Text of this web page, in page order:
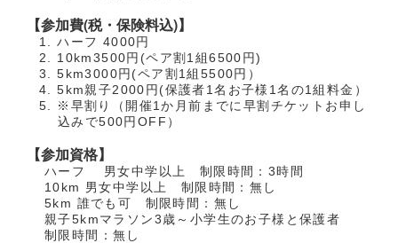
【参加費(税・保険料込)】
ハーフ 4000円
10km3500円(ペア割1組6500円)
5km3000円(ペア割1組5500円）
5km親子2000円(保護者1名お子様1名の1組料金）
※早割り（開催1か月前までに早割チケットお申し
込みで500円OFF）
【参加資格】
ハーフ 男女中学以上 制限時間：3時間
10km 男女中学以上 制限時間：無し
5km 誰でも可 制限時間：無し
親子5kmマラソン3歳～小学生のお子様と保護者
制限時間：無し